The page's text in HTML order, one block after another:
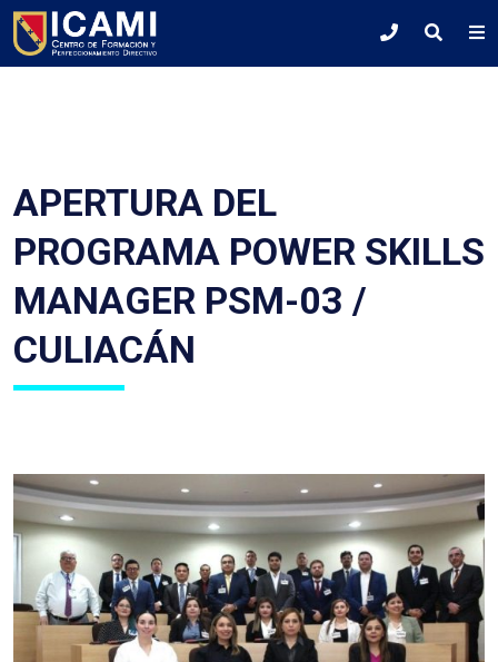
APERTURA DEL
PROGRAMA POWER SKILLS
MANAGER PSM-03 /
CULIACÁN